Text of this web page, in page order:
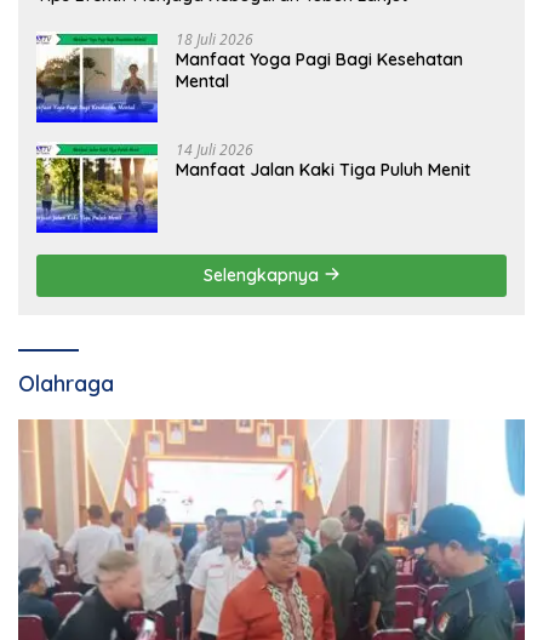
18 Juli 2026
Manfaat Yoga Pagi Bagi Kesehatan
Mental
14 Juli 2026
Manfaat Jalan Kaki Tiga Puluh Menit
Selengkapnya
Olahraga